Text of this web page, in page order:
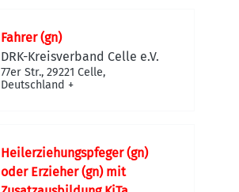
Fahrer (gn)
DRK-Kreisverband Celle e.V.
77er Str., 29221 Celle,
Deutschland +
Heilerziehungspfeger (gn)
oder Erzieher (gn) mit